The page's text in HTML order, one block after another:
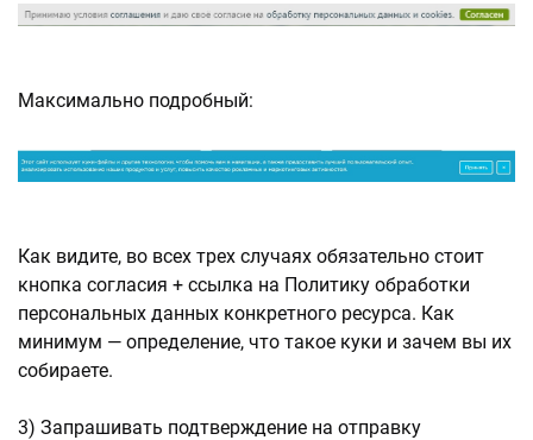
Максимально подробный:
Как видите, во всех трех случаях обязательно стоит
кнопка согласия + ссылка на Политику обработки
персональных данных конкретного ресурса. Как
минимум — определение, что такое куки и зачем вы их
собираете.
3) Запрашивать подтверждение на отправку